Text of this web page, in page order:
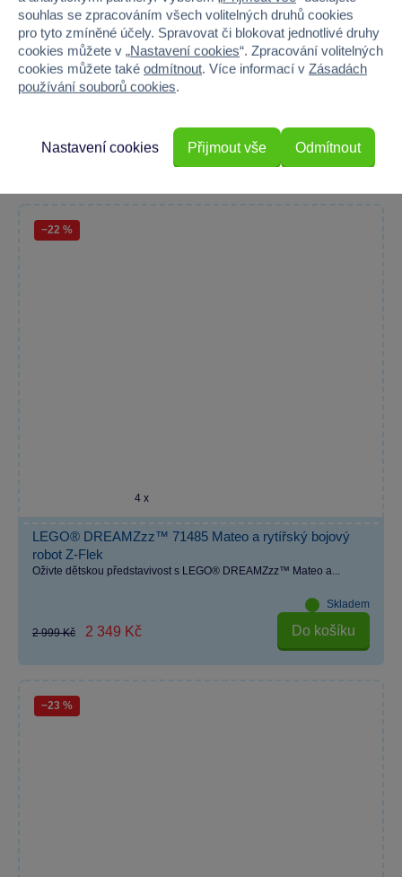
−22 %
4 x
LEGO® DREAMZzz™ 71485 Mateo a rytířský bojový
robot Z-Flek
Oživte dětskou představivost s LEGO® DREAMZzz™ Mateo a...
Skladem
2 999 Kč 2 349 Kč Do košíku
−23 %
souhlas se zpracováním všech volitelných druhů cookies
pro tyto zmíněné účely. Spravovat či blokovat jednotlivé druhy
cookies můžete v „Nastavení cookies“. Zpracování volitelných
cookies můžete také odmítnout. Více informací v Zásadách
používání souborů cookies.
Odmítnout
Nastavení cookies Přijmout vše